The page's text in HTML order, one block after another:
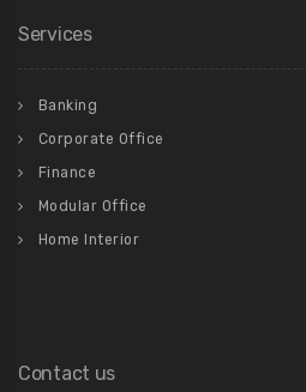
Services
Banking
Corporate Office
Finance
Modular Office
Home Interior
Contact us